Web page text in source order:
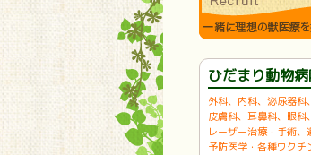
ひだまり動物
外科、内科、泌尿器科
皮膚科、耳鼻科、眼科
レーザー治療・手術、
予防医学・各種ワクチ